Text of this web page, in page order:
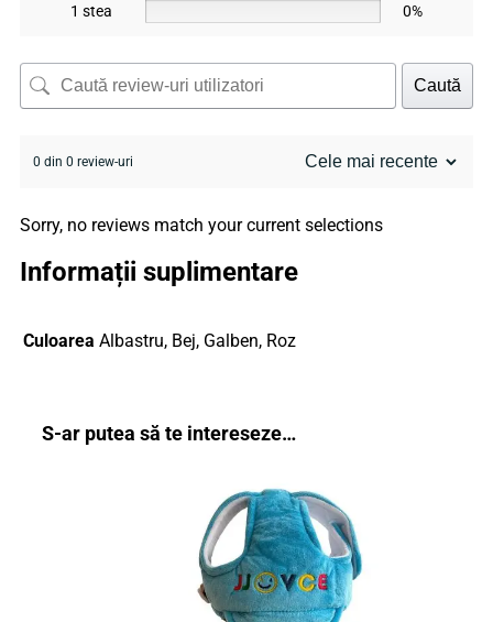
1 stea
0%
Caută
0 din 0 review-uri
Sorry, no reviews match your current selections
Informații suplimentare
Culoarea Albastru, Bej, Galben, Roz
S-ar putea să te intereseze…